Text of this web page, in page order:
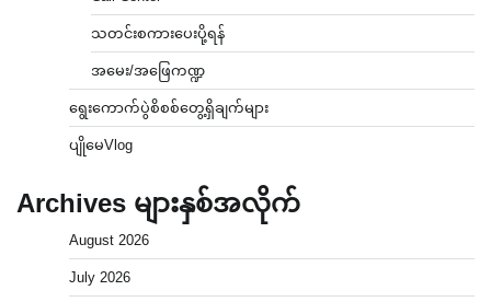
သတင်းစကားပေးပို့ရန်
အမေး/အဖြေကဏ္ဍ
ရွေးကောက်ပွဲစိစစ်တွေ့ရှိချက်များ
ပျိုမေVlog
Archives များနှစ်အလိုက်
August 2026
July 2026